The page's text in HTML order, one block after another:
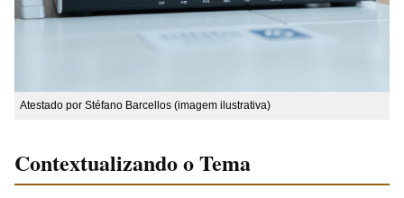
Atestado por Stéfano Barcellos (imagem ilustrativa)
Contextualizando o Tema